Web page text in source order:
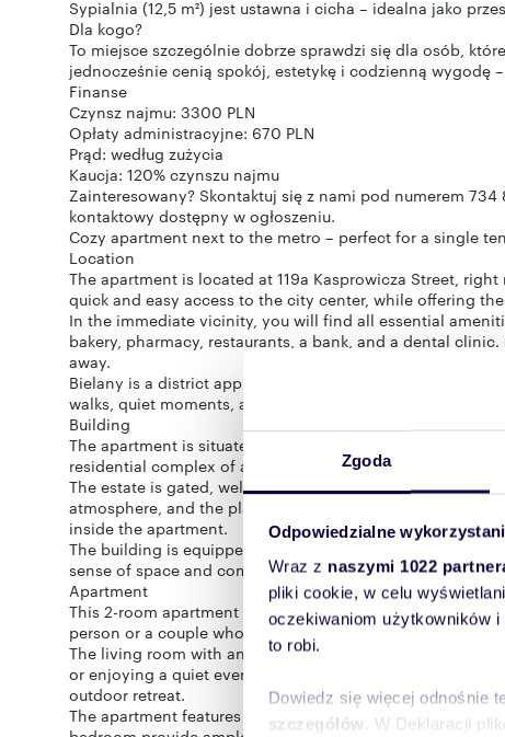
Zgoda
Odpowiedzialne
Wraz z naszymi 1022
pliki cookie, w celu
oczekiwaniom użytkowników
to robi.
Dowiedz się więcej odnośnie
szczegółów . W Deklaracji
Sypialnia (12,5 m²) jest ustawna i cicha – idealna jako
Dla kogo?
To miejsce szczególnie dobrze sprawdzi się dla osób,
jednocześnie cenią spokój, estetykę i codzienną wygodę
Finanse
Czynsz najmu: 3300 PLN
Opłaty administracyjne: 670 PLN
Prąd: według zużycia
Kaucja: 120% czynszu najmu
Zainteresowany? Skontaktuj się z nami pod numerem
kontaktowy dostępny w ogłoszeniu.
Cozy apartment next to the metro – perfect for a single
Location
The apartment is located at 119a Kasprowicza Street,
quick and easy access to the city center, while offering
In the immediate vicinity, you will find all essential
bakery, pharmacy, restaurants, a bank, and a dental
away.
Bielany is a district appreciated by those who value
walks, quiet moments, and relaxing with a good book.
Building
The apartment is situated on the 5th floor of a 7-storey
residential complex of a higher standard.
The estate is gated, well-maintained, and surrounded by
atmosphere, and the playground located within the
inside the apartment.
The building is equipped with an elevator. The ceiling
sense of space and comfort.
Apartment
This 2-room apartment (51.5 m²) has been designed for
person or a couple who value order, functionality, and a
The living room with an open-plan kitchen creates a
or enjoying a quiet evening with a book. The living room
outdoor retreat.
The apartment features elegant bamboo flooring and